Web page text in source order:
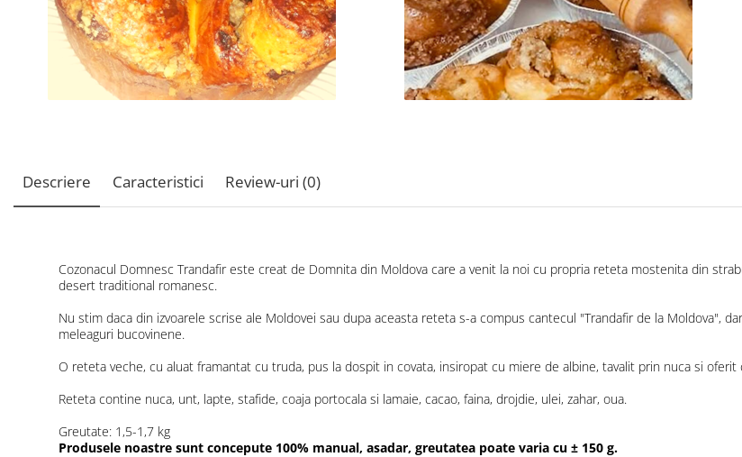
Descriere Caracteristici Review-uri (0)
Cozonacul Domnesc Trandafir este creat de Domnita din Moldova care a venit la noi cu propria reteta mostenita din
desert traditional romanesc.
Nu stim daca din izvoarele scrise ale Moldovei sau dupa aceasta reteta s-a compus cantecul "Trandafir de la Moldova",
meleaguri bucovinene.
O reteta veche, cu aluat framantat cu truda, pus la dospit in covata, insiropat cu miere de albine, tavalit prin nuca si oferit
Reteta contine nuca, unt, lapte, stafide, coaja portocala si lamaie, cacao, faina, drojdie, ulei, zahar, oua.
Greutate: 1,5-1,7 kg
Produsele noastre sunt concepute 100% manual, asadar, greutatea poate varia cu ± 150 g.